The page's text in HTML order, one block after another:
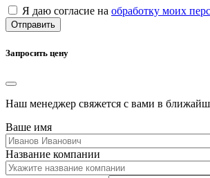
Я даю согласие на обработку моих
Отправить
Запросить цену
Наш менеджер свяжется с вами в
Ваше имя
Название компании